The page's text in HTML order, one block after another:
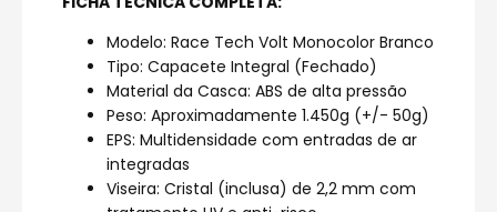
Modelo: Race Tech Volt Monocolor Branco
Tipo: Capacete Integral (Fechado)
Material da Casca: ABS de alta pressão
Peso: Aproximadamente 1.450g (+/- 50g)
EPS: Multidensidade com entradas de ar
integradas
Viseira: Cristal (inclusa) de 2,2 mm com